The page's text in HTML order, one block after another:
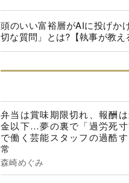
頭のいい富裕層がAIに投げか
切な質問」とは?【執事が教え
弁当は賞味期限切れ、報酬
金以下…夢の裏で「過労死寸
で働く芸能スタッフの過酷
常
森崎めぐみ